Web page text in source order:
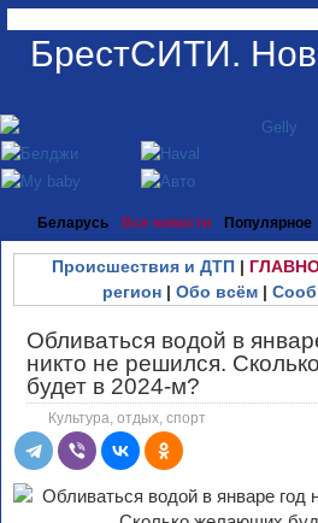
БрестСИТИ.
Беларусь Все новости Популярное
Происшествия и ДТП|
регион | Обо всём |
Обливаться водой в
никто не решился.
будет в 2024-м?
Культура, отдых, спорт